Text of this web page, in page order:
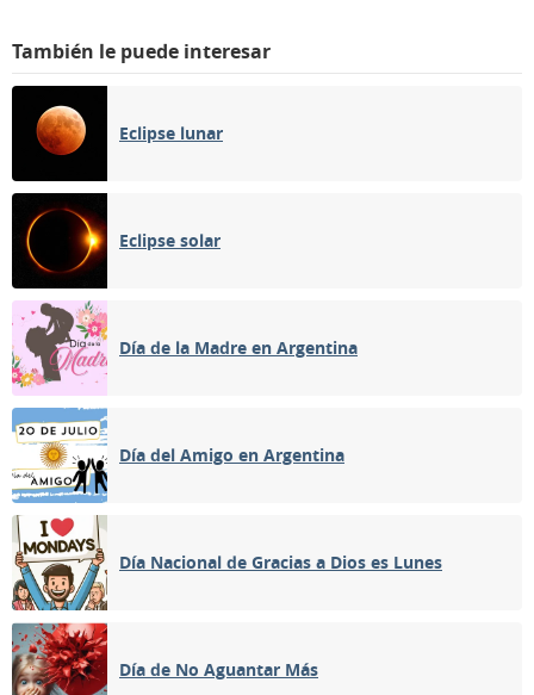
También le puede interesar
Eclipse lunar
Eclipse solar
Día de la Madre en Argentina
Día del Amigo en Argentina
Día Nacional de Gracias a Dios es Lunes
Día de No Aguantar Más